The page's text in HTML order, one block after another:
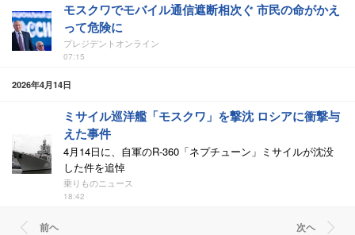
モスクワでモバイル通信遮断相次ぐ 市民の命がかえ
って危険に
プレジデントオンライン
07:15
2026年4月14日
ミサイル巡洋艦「モスクワ」を撃沈 ロシアに衝撃与
えた事件
4月14日に、自軍のR-360「ネプチューン」ミサイルが沈没
した件を追悼
乗りものニュース
18:42
前ヘ 次ヘ